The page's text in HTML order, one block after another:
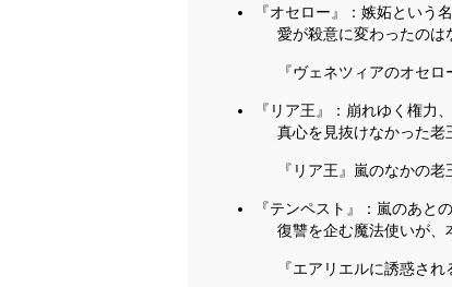
『オセロー』：嫉妬という
愛が殺意に変わったのは
『ヴェネツィアのオセ
『リア王』：崩れゆく権力
真心を見抜けなかった老
『リア王』嵐のなかの
『テンペスト』：嵐のあと
復讐を企む魔法使いが、
『エアリエルに誘惑さ